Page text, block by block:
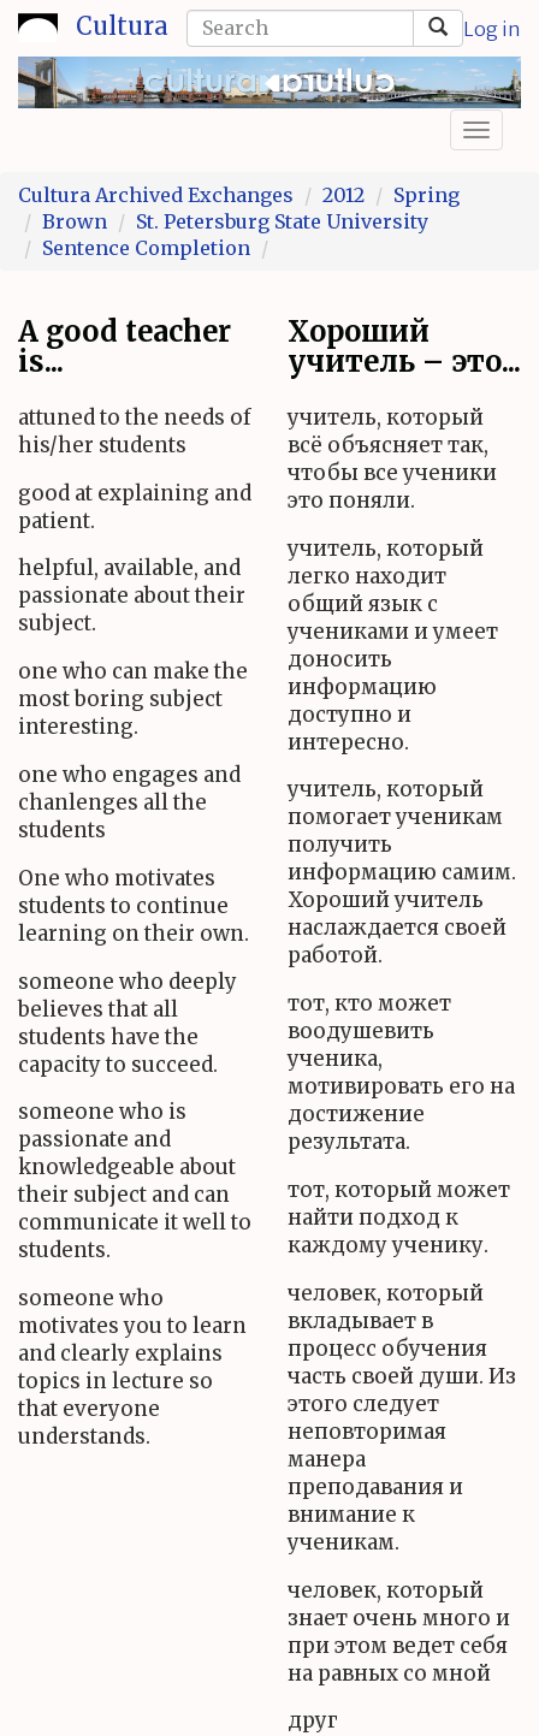
Skip
to
main
content
Cultura Log in
Search
form
Search
Cultura Archived Exchanges
2012
Spring
Brown
St. Petersburg State University
Sentence Completion
A good teacher
is...
Хороший
учитель – это...
attuned to the needs of
his/her students
good at explaining and
patient.
helpful, available, and
passionate about their
subject.
one who can make the
most boring subject
interesting.
one who engages and
chanlenges all the
students
One who motivates
students to continue
learning on their own.
someone who deeply
believes that all
students have the
capacity to succeed.
someone who is
passionate and
knowledgeable about
their subject and can
communicate it well to
students.
someone who
motivates you to learn
and clearly explains
topics in lecture so
that everyone
understands.
учитель, который
всё объясняет так,
чтобы все ученики
это поняли.
учитель, который
легко находит
общий язык с
учениками и умеет
доносить
информацию
доступно и
интересно.
учитель, который
помогает ученикам
получить
информацию самим.
Хороший учитель
наслаждается своей
работой.
тот, кто может
воодушевить
ученика,
мотивировать его на
достижение
результата.
тот, который может
найти подход к
каждому ученику.
человек, который
вкладывает в
процесс обучения
часть своей души. Из
этого следует
неповторимая
манера
преподавания и
внимание к
ученикам.
человек, который
знает очень много и
при этом ведет себя
на равных со мной
друг